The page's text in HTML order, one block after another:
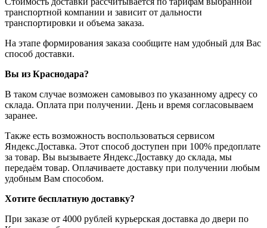
транспортной компании и зависит от дальности
транспортировки и объема заказа.
На этапе формирования заказа сообщите нам удобный для Вас
способ доставки.
Вы из Краснодара?
В таком случае возможен самовывоз по указанному адресу со
склада. Оплата при получении. День и время согласовываем
заранее.
Также есть возможность воспользоваться сервисом
Яндекс.Доставка. Этот способ доступен при 100% предоплате
за товар. Вы вызываете Яндекс.Доставку до склада, мы
передаём товар. Оплачиваете доставку при получении любым
удобным Вам способом.
Хотите бесплатную доставку?
При заказе от 4000 рублей курьерская доставка до двери по